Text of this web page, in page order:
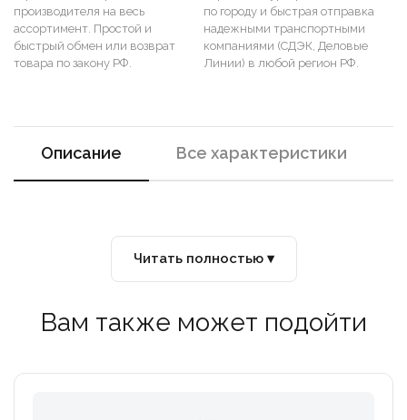
производителя на весь
ассортимент. Простой и
быстрый обмен или возврат
товара по закону РФ.
по городу и быстрая отправка
надежными транспортными
компаниями (СДЭК, Деловые
Линии) в любой регион РФ.
Описание Все характеристики
Читать полностью ▾
Вам также может подойти